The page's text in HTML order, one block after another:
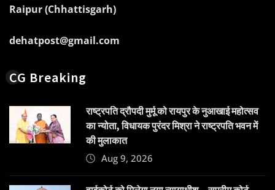
Raipur (Chhattisgarh)
dehatpost@gmail.com
CG Breaking
राष्ट्रपति द्रौपदी मुर्मू को रायपुर के नुआखाई महोत्सव
का न्योता, विधायक पुरंदर मिश्रा ने राष्ट्रपति भवन में
की मुलाकात
Aug 9, 2026